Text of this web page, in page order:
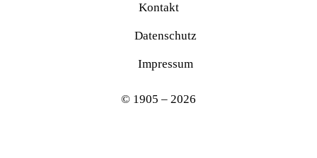
Kontakt
Datenschutz
Impressum
© 1905 – 2026